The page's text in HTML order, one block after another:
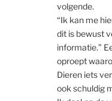
volgende.
“Ik kan me
dit is bewust
informatie.”
oproept
Dieren iets
ook schuldig